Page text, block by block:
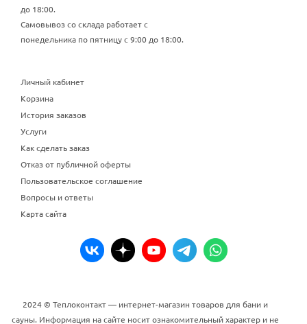
до 18:00.
Самовывоз со склада работает с
понедельника по пятницу с 9:00 до 18:00.
Личный кабинет
Корзина
История заказов
Услуги
Как сделать заказ
Отказ от публичной оферты
Пользовательское соглашение
Вопросы и ответы
Карта сайта
2024 © Теплоконтакт — интернет-магазин товаров для бани и
сауны. Информация на сайте носит ознакомительный характер и не